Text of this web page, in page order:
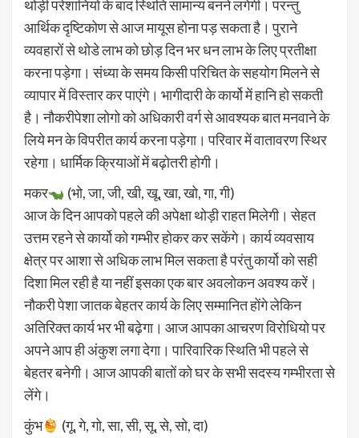
थोड़ी परेशानियों के बाद स्थिति सामान्य बनने लगेगी। परन्तु
आर्थिक दृष्टिकोण से आज मायूस होना पड़ सकता है। पुराने
व्यवहारों से थोडे लाभ को छोड़ दिन भर धन लाभ के लिए प्रतीक्षा
करना पड़ेगा। संध्या के समय किसी परिचित के सहयोग मिलने से
व्यापार में विस्तार कर पाएंगे। भागीदारी के कार्यो में हानि हो सकती
है। नौकरीपेशा लोगो को अधिकारी वर्ग से आवश्यक बात मनवाने के
लिये मन के विपरीत कार्य करना पड़ेगा। परिवार में वातावरण स्थिर
रहेगा। धार्मिक क्रियाओं में बढ़ोतरी होगी।
मकर
(भो, जा, जी, खी, खू, खा, खो, गा, गी)
आज के दिन आपको पहले की अपेक्षा थोड़ी राहत मिलेगी। सेहत
उत्तम रहने से कार्यो को गम्भीर होकर कर सकेंगे। कार्य व्यवसाय
क्षेत्र पर आशा से अधिक लाभ मिल सकता है परंतु कार्यो को सही
दिशा मिल रही है या नहीं इसका एक बार अवलोकन अवश्य करें।
नौकरी पेशा जातक बेहतर कार्य के लिए सम्मानित होंगे लेकिन
अतिरिक्त कार्य भर भी बढ़ेगा। आज आपका आचरण विरोधियो पर
अपने आप ही अंकुश लगा देगा। पारिवारिक स्थिति भी पहले से
बेहतर बनेगी। आज आपकी बातों को घर के सभी सदस्य गम्भीरता से
लेंगे।
कुंभ
(गू, गे, गो, सा, सी, सू, से, सो, दा)